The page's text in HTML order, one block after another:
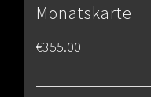
Monatskarte
€355.00